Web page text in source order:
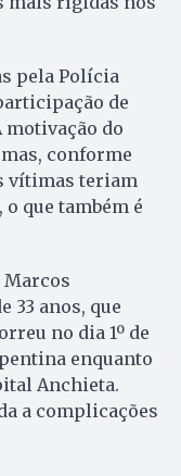
pela Polícia
de
motivação do
conforme
vítimas teriam
que também é
Marcos
33 anos, que
no dia 1º de
enquanto
Anchieta.
a complicações